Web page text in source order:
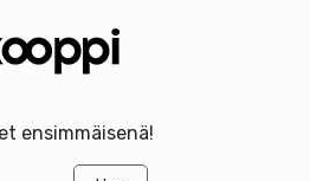
ensimmäisenä!